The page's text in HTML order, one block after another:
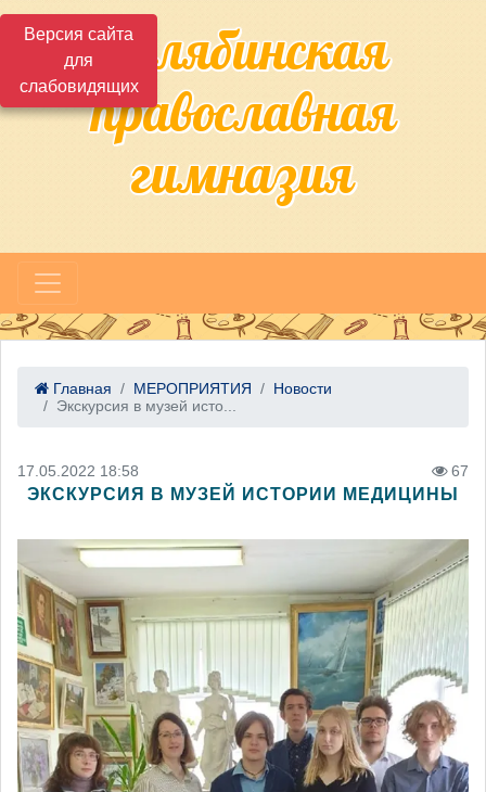
Версия сайта
для
слабовидящихЧелябинская
православная
гимназия
Главная МЕРОПРИЯТИЯ
Новости
Экскурсия в музей исто...
17.05.2022 18:58 67
ЭКСКУРСИЯ В МУЗЕЙ ИСТОРИИ МЕДИЦИНЫ